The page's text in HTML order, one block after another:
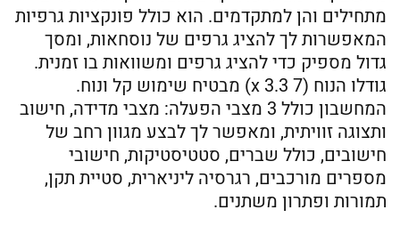
מתחילים והן למתקדמים. הוא כולל פונקציות גרפיות
המאפשרות לך להציג גרפים של נוסחאות, ומסך
גדול מספיק כדי להציג גרפים ומשוואות בו זמנית.
גודלו הנוח (7 x 3.3) מבטיח שימוש קל ונוח.
המחשבון כולל 3 מצבי הפעלה: מצבי מדידה, חישוב
ותצוגה זוויתית, ומאפשר לך לבצע מגוון רחב של
חישובים, כולל שברים, סטטיסטיקות, חישובי
מספרים מורכבים, רגרסיה ליניארית, סטיית תקן,
תמורות ופתרון משתנים.